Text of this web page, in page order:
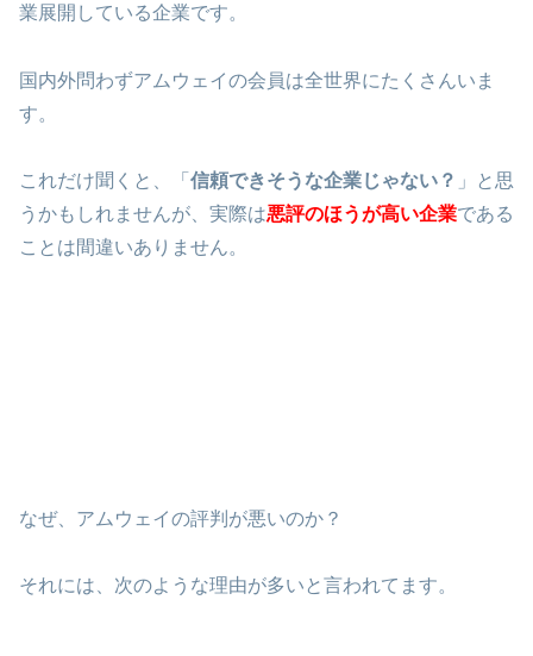
業展開している企業です。
国内外問わずアムウェイの会員は全世界にたくさんいま
す。
これだけ聞くと、「 信頼できそうな企業じゃない？ 」と思
うかもしれませんが、実際は悪評のほうが高い企業である
ことは間違いありません。
なぜ、アムウェイの評判が悪いのか？
それには、次のような理由が多いと言われてます。